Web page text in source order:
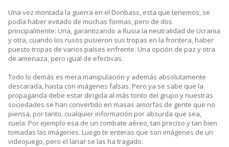
Una vez montada la guerra en el Donbass, esta que tenemos, se
podía haber evitado de muchas formas, pero de dos
principalmente: Una, garantizando a Rusia la neutralidad de Ucrania
y otra, cuando los rusos pusieron sus tropas en la frontera, haber
puesto tropas de varios países enfrente. Una opción de paz y otra
de amenaza, pero igual de efectivas.
Todo lo demás es mera manipulación y además absolutamente
descarada, hasta con imágenes falsas. Pero ya se sabe que la
propaganda debe estar dirigida al más tonto del grupo y nuestras
sociedades se han convertido en masas amorfas de gente que no
piensa, por tanto, cualquier información por absurda que sea,
cuela. Por ejemplo esa de un combate aéreo, tan preciso y tan bien
tomadas las imágenes. Luego te enteras que son imágenes de un
videojuego, pero el lanar se las ha tragado.